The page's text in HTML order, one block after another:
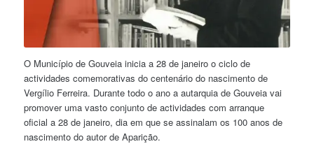
O Município de Gouveia inicia a 28 de janeiro o ciclo de
actividades comemorativas do centenário do nascimento de
Vergílio Ferreira. Durante todo o ano a autarquia de Gouveia vai
promover uma vasto conjunto de actividades com arranque
oficial a 28 de janeiro, dia em que se assinalam os 100 anos de
nascimento do autor de Aparição.